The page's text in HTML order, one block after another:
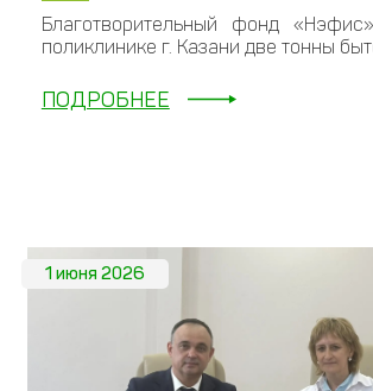
Благотворительный фонд
поликлинике г. Казани две тонны
ПОДРОБНЕЕ
1 июня 2026